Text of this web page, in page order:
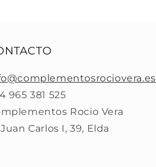
965 381 525
Rocio Vera
Carlos I, 39, Elda